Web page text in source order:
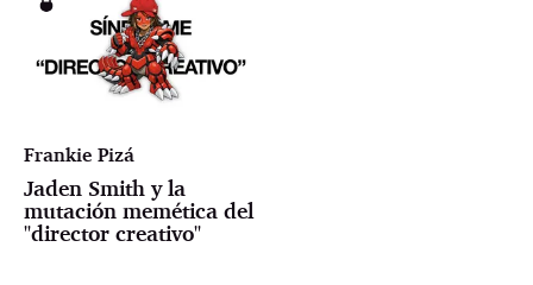
Frankie Pizá
Jaden Smith y la
mutación memética del
"director creativo"